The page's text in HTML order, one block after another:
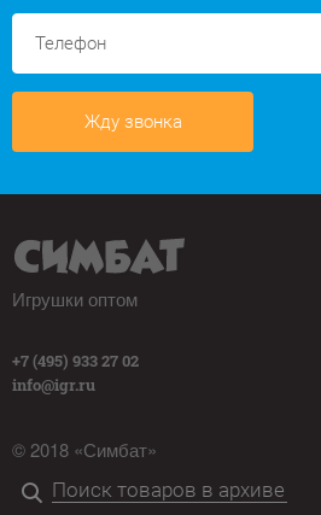
Жду звонка
Игрушки оптом
+7 (495) 933 27 02
info@igr.ru
© 2018 «Симбат»